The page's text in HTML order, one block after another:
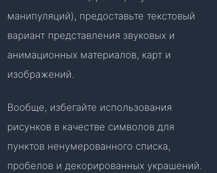
манипуляций), предоставьте текстовый
вариант представления звуковых и
анимационных материалов, карт и
изображений.
Вообще, избегайте использования
рисунков в качестве символов для
пунктов ненумерованного списка,
пробелов и декорированных украшений.